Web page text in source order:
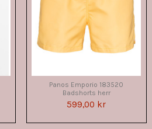
Panos Emporio 183520
Badshorts herr
599,00 kr